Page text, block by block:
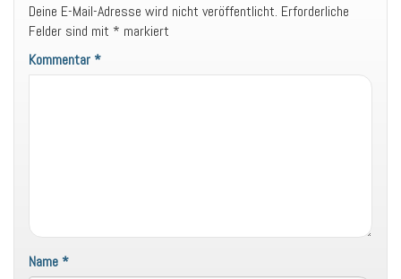
Deine E-Mail-Adresse wird nicht veröffentlicht. Erforderliche
Felder sind mit * markiert
Kommentar*
Name*